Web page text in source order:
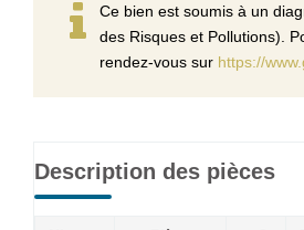
Ce bien est soumis à un
des Risques et Pollutions).
rendez-vous sur https://
Description des pièces